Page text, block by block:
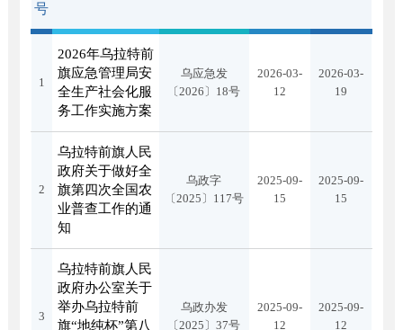
号
1
2026年乌拉特前
旗应急管理局安
全生产社会化服
务工作实施方案
乌应急发
〔2026〕18号
2026-03-
12
2026-03-
19
2
乌拉特前旗人民
政府关于做好全
旗第四次全国农
业普查工作的通
知
乌政字
〔2025〕117号
2025-09-
15
2025-09-
15
3
乌拉特前旗人民
政府办公室关于
举办乌拉特前
旗“地纯杯”第八
乌政办发
〔2025〕37号
2025-09-
12
2025-09-
12